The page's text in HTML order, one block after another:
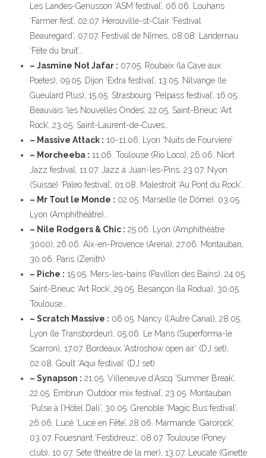
Les Landes-Genusson ‘ASM festival’, 06.06. Louhans
‘Farmer fest’, 02.07. Herouville-st-Clair ‘Festival
Beauregard’, 07.07. Festival de Nîmes, 08.08. Landernau
‘Fête du bruit’…
– Jasmine Not Jafar : 07.05. Roubaix (la Cave aux
Poetes), 09.05. Dijon ‘Extra festival’, 13.05. Nilvange (le
Gueulard Plus), 15.05. Strasbourg ‘Pelpass festival’, 16.05.
Beauvais ‘les Nouvelles Ondes’, 22.05. Saint-Brieuc ‘Art
Rock’, 23.05. Saint-Laurent-de-Cuves…
– Massive Attack : 10-11.06. Lyon ‘Nuits de Fourviere’
– Morcheeba : 11.06. Toulouse (Rio Loco), 26.06. Niort
Jazz festival, 11.07. Jazz à Juan-les-Pins, 23.07. Nyon
(Suisse) ‘Paleo festival’, 01.08. Malestroit ‘Au Pont du Rock’…
– Mr Tout le Monde : 02.05. Marseille (le Dôme), 03.05.
Lyon (Amphithéâtre)…
– Nile Rodgers & Chic : 25.06. Lyon (Amphithéâtre
3000), 26.06. Aix-en-Provence (Arena), 27.06. Montauban,
30.06. Paris (Zenith)
– Piche : 15.05. Mers-les-bains (Pavillon des Bains), 24.05.
Saint-Brieuc ‘Art Rock’, 29.05. Besançon (la Rodua), 30.05.
Toulouse…
– Scratch Massive : 06.05. Nancy (l’Autre Canal), 28.05.
Lyon (le Transbordeur), 05.06. Le Mans (Superforma-le
Scarron), 17.07. Bordeaux ‘Astroshow open air’ (DJ set),
02.08. Goult ‘Aqui festival’ (DJ set)
– Synapson : 21.05. Villeneuve d’Ascq ‘Summer Break’,
22.05. Embrun ‘Outdoor mix festival’, 23.05. Montauban
‘Pulse à l’Hôtel Dali’, 30.05. Grenoble ‘Magic Bus festival’,
26.06. Lucé ‘Lucé en Fête’, 28.06. Marmande ‘Garorock’,
03.07. Fouesnant ‘Festidreuz’, 08.07. Toulouse (Poney
club), 10.07. Sète (théâtre de la mer), 13.07. Leucate (Ginette